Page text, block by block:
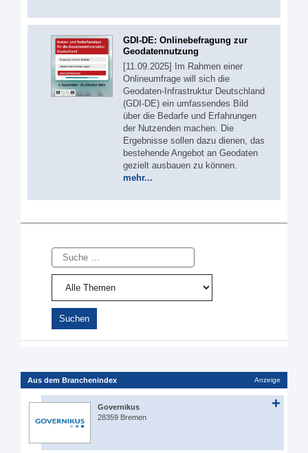
GDI-DE: Onlinebefragung zur
Geodatennutzung
[11.09.2025] Im Rahmen einer
Onlineumfrage will sich die
Geodaten-Infrastruktur Deutschland
(GDI-DE) ein umfassendes Bild
über die Bedarfe und Erfahrungen
der Nutzenden machen. Die
Ergebnisse sollen dazu dienen, das
bestehende Angebot an Geodaten
gezielt ausbauen zu können.
mehr...
Suche
Aus dem Branchenindex Anzeige
Governikus
28359 Bremen